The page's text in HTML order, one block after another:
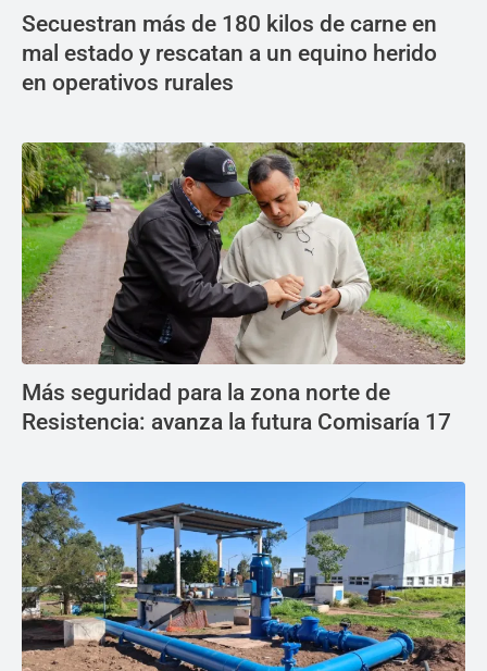
Secuestran más de 180 kilos de carne en
mal estado y rescatan a un equino herido
en operativos rurales
Más seguridad para la zona norte de
Resistencia: avanza la futura Comisaría 17